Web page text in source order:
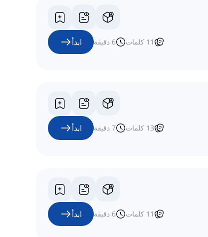
11 كلمات 6 دقيقة ابدأ
13 كلمات 7 دقيقة ابدأ
11 كلمات 6 دقيقة ابدأ